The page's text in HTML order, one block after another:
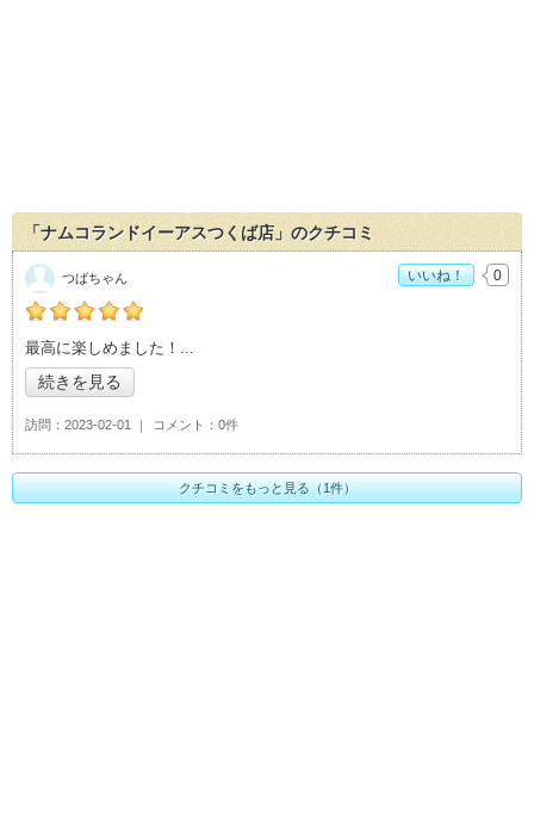
「ナムコランドイーアスつくば店」のクチコミ
の「ナムコランドイーアスつくば店」おすすめ度：
最高に楽しめました！
続きを見る
訪問 2023-02-01 コメント 0件
つばちゃん いいね！ 0
クチコミをもっと見る（1件）